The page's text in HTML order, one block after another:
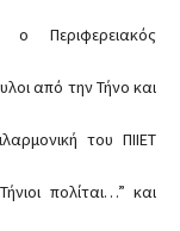
ο Περιφερειακός
από την Τήνο και
του ΠΙΙΕΤ
πολίται…” και